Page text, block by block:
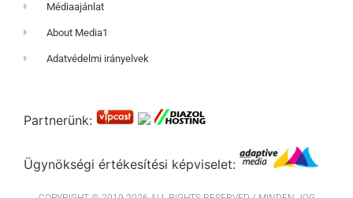
Médiaajánlat
About Media1
Adatvédelmi irányelvek
Partnerünk:
Ügynökségi értékesítési képviselet: